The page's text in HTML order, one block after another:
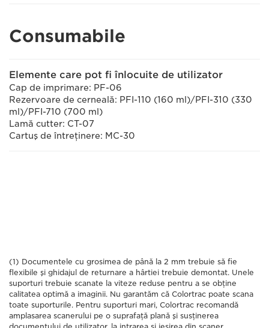
Consumabile
Elemente care pot fi înlocuite de utilizator
Cap de imprimare: PF-06
Rezervoare de cerneală: PFI-110 (160 ml)/PFI-310 (330
ml)/PFI-710 (700 ml)
Lamă cutter: CT-07
Cartuş de întreţinere: MC-30
(1) Documentele cu grosimea de până la 2 mm trebuie să fie
flexibile şi ghidajul de returnare a hârtiei trebuie demontat. Unele
suporturi trebuie scanate la viteze reduse pentru a se obţine
calitatea optimă a imaginii. Nu garantăm că Colortrac poate scana
toate suporturile. Pentru suporturi mari, Colortrac recomandă
amplasarea scanerului pe o suprafaţă plană şi susţinerea